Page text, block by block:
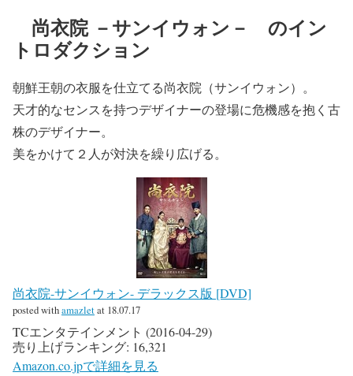
尚衣院 －サンイウォン－ のイン
トロダクション
朝鮮王朝の衣服を仕立てる尚衣院（サンイウォン）。
天才的なセンスを持つデザイナーの登場に危機感を抱く古
株のデザイナー。
美をかけて２人が対決を繰り広げる。
尚衣院-サンイウォン- デラックス版 [DVD]
posted withamazletat 18.07.17
TCエンタテインメント (2016-04-29)
売り上げランキング: 16,321
Amazon.co.jpで詳細を見る